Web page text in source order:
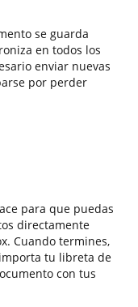
se guarda
en todos los
enviar nuevas
por perder
para que puedas
directamente
Cuando termines,
tu libreta de
con tus